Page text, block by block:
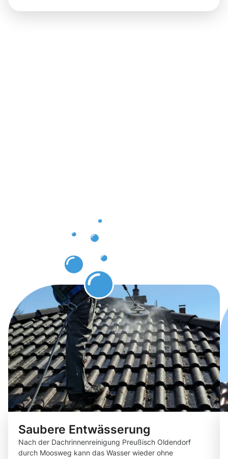
Saubere Entwässerung
Nach der Dachrinnenreinigung Preußisch Oldendorf
durch Moosweg kann das Wasser wieder ohne